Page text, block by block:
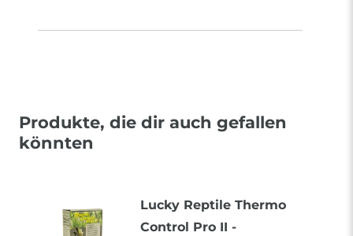
Produkte, die dir auch gefallen
könnten
Lucky Reptile Thermo
Control Pro II -